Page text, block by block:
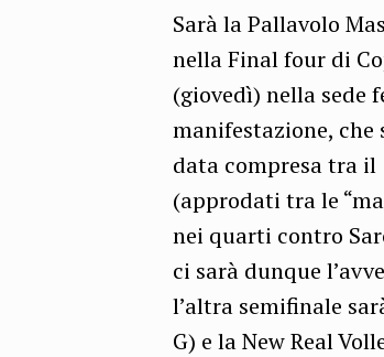
Sarà la Pallavolo
nella Final four di
(giovedì) nella sede
manifestazione,
data compresa tra il
(approdati tra le
nei quarti contro
ci sarà dunque
l’altra semifinale
G) e la New Real